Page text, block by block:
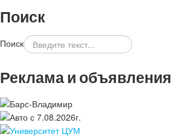
Поиск
Поиск
Реклама и объявления